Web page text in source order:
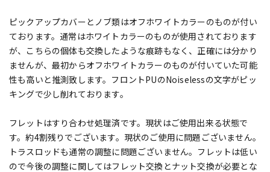
ピックアップカバーとノブ類はオフホワイトカラーのものが付い
ております。通常はホワイトカラーのものが使用されております
が、こちらの個体も交換したような痕跡もなく、正確には分かり
ませんが、最初からオフホワイトカラーのものが付いていた可能
性も高いと推測致します。フロントPUのNoiselessの文字がピッ
キングで少し削れております。
フレットはすり合わせ処理済です。現状はご使用出来る状態で
す。約4割残りでございます。現状のご使用に問題ございません。
トラスロッドも通常の調整に問題ございません。フレットは低い
ので今後の調整に関してはフレット交換とナット交換が必要とな